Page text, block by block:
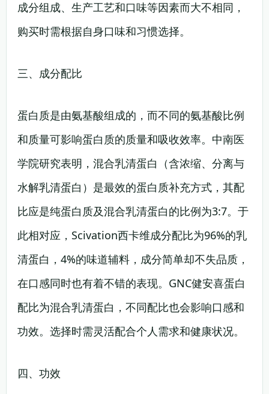
成分组成、生产工艺和口味等因素而大不相同，
购买时需根据自身口味和习惯选择。
三、成分配比
蛋白质是由氨基酸组成的，而不同的氨基酸比例
和质量可影响蛋白质的质量和吸收效率。中南医
学院研究表明，混合乳清蛋白（含浓缩、分离与
水解乳清蛋白）是最效的蛋白质补充方式，其配
比应是纯蛋白质及混合乳清蛋白的比例为3:7。于
此相对应，Scivation西卡维成分配比为96%的乳
清蛋白，4%的味道辅料，成分简单却不失品质，
在口感同时也有着不错的表现。GNC健安喜蛋白
配比为混合乳清蛋白，不同配比也会影响口感和
功效。选择时需灵活配合个人需求和健康状况。
四、功效